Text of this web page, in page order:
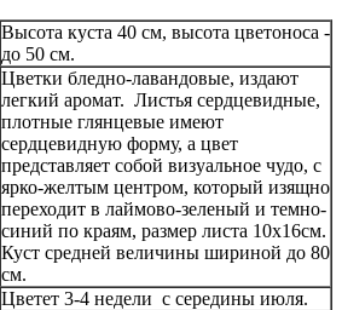
Высота куста 40 см, высота цветоноса -
до 50 см.
Цветки бледно-лавандовые, издают
легкий аромат. Листья сердцевидные,
плотные глянцевые имеют
сердцевидную форму, а цвет
представляет собой визуальное чудо, с
ярко-желтым центром, который изящно
переходит в лаймово-зеленый и темно-
синий по краям, размер листа 10х16см.
Куст средней величины шириной до 80
см.
Цветет 3-4 недели с середины июля.